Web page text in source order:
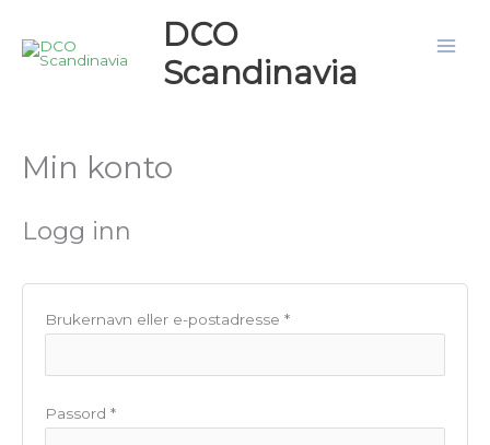
rett
DCO
Scandinavia
Min konto
Logg inn
Brukernavn eller e-postadresse *
Passord *
Påkrevd